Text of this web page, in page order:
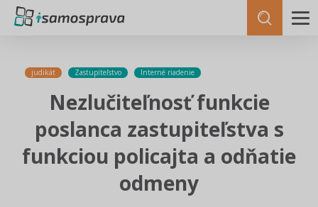
judikát Zastupiteľstvo Interné riadenie
Nezlučiteľnosť funkcie
poslanca zastupiteľstva s
funkciou policajta a odňatie
odmeny